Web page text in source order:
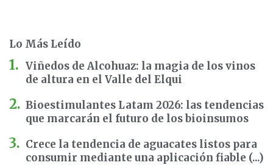
Lo Más Leído
Viñedos de Alcohuaz: la magia de los vinos
de altura en el Valle del Elqui
Bioestimulantes Latam 2026: las tendencias
que marcarán el futuro de los bioinsumos
Crece la tendencia de aguacates listos para
consumir mediante una aplicación fiable (...)